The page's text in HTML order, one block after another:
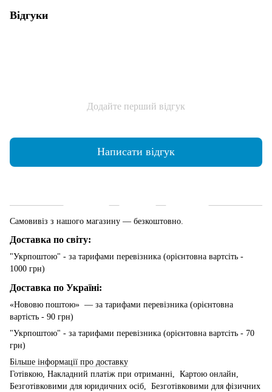
Відгуки
Додайте перший відгук
Написати відгук
Самовивіз з нашого магазину — безкоштовно.
Доставка по світу:
"Укрпоштою" - за тарифами перевізника (орієнтовна вартсіть -
1000 грн)
Доставка по Україні:
«Нововю поштою» — за тарифами перевізника (орієнтовна
вартість - 90 грн)
"Укрпоштою" - за тарифами перевізника (орієнтовна вартсіть - 70
грн)
Більше інформації про доставку
Готівкою, Накладний платіж при отриманні, Картою онлайн,
Безготівковими для юридичних осіб, Безготівковими для фізичних